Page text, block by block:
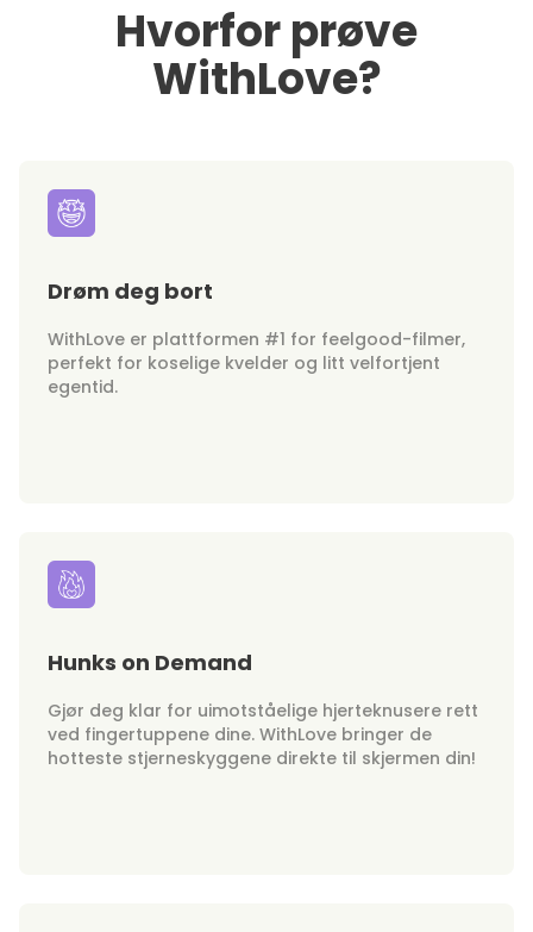
Hvorfor prøve
WithLove?
Drøm deg bort
WithLove er plattformen #1 for feelgood-filmer,
perfekt for koselige kvelder og litt velfortjent
egentid.
Hunks on Demand
Gjør deg klar for uimotståelige hjerteknusere rett
ved fingertuppene dine. WithLove bringer de
hotteste stjerneskyggene direkte til skjermen din!